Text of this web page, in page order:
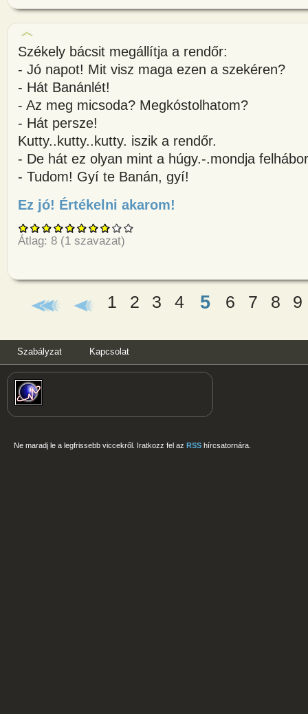
Székely bácsit megállítja a rendőr:
- Jó napot! Mit visz maga ezen a szekéren?
- Hát Banánlét!
- Az meg micsoda? Megkóstolhatom?
- Hát persze!
Kutty..kutty..kutty. iszik a rendőr.
- De hát ez olyan mint a húgy.-.mondja
- Tudom! Gyí te Banán, gyí!
Ez jó! Értékelni akarom!
Átlag: 8 (1 szavazat)
Oldalak 1 2 3 4 5 6 7 8 9
Szabályzat Kapcsolat
Ne maradj le a legfrissebb viccekről. Iratkozz fel az RSS hírcsatornára.